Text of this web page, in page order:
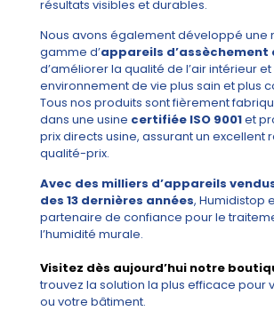
résultats visibles et durables.
Nous avons également développé une
gamme d’appareils d’assèchement
d’améliorer la qualité de l’air intérieur
environnement de vie plus sain et plus
Tous nos produits sont fièrement
dans une usine certifiée ISO 9001et
prix directs usine, assurant un excellent
qualité-prix.
Avec des milliers d’appareils
des 13 dernières années, Humidistop
partenaire de confiance pour le
l’humidité murale.
Visitez dès aujourd’hui notre
trouvez la solution la plus efficace pour
ou votre bâtiment.